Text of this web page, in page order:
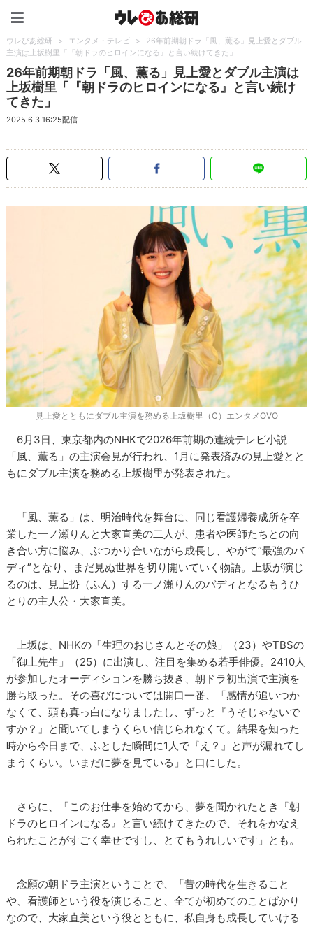
ウレぴあ総研 > エンタメ・テレビ >
26年前期朝ドラ「風、薫る」見上愛とダブル
主演は上坂樹里「『朝ドラのヒロインになる』と言い続けてきた」
26年前期朝ドラ「風、薫る」見上愛とダブル主演は
上坂樹里「『朝ドラのヒロインになる』と言い続け
てきた」
2025.6.3 16:25配信
見上愛とともにダブル主演を務める上坂樹里（C）エンタメOVO
6月3日、東京都内のNHKで2026年前期の連続テレビ小説
「風、薫る」の主演会見が行われ、1月に発表済みの見上愛とと
もにダブル主演を務める上坂樹里が発表された。
「風、薫る」は、明治時代を舞台に、同じ看護婦養成所を卒
業した一ノ瀬りんと大家直美の二人が、患者や医師たちとの向
き合い方に悩み、ぶつかり合いながら成長し、やがて“最強のバ
ディ”となり、まだ見ぬ世界を切り開いていく物語。上坂が演じ
るのは、見上扮（ふん）する一ノ瀬りんのバディとなるもうひ
とりの主人公・大家直美。
上坂は、NHKの「生理のおじさんとその娘」（23）やTBSの
「御上先生」（25）に出演し、注目を集める若手俳優。2410人
が参加したオーディションを勝ち抜き、朝ドラ初出演で主演を
勝ち取った。その喜びについては開口一番、「感情が追いつか
なくて、頭も真っ白になりましたし、ずっと『うそじゃないで
すか？』と聞いてしまうくらい信じられなくて。結果を知った
時から今日まで、ふとした瞬間に1人で『え？』と声が漏れてし
まうくらい。いまだに夢を見ている」と口にした。
さらに、「このお仕事を始めてから、夢を聞かれたとき『朝
ドラのヒロインになる』と言い続けてきたので、それをかなえ
られたことがすごく幸せですし、とてもうれしいです」とも。
念願の朝ドラ主演ということで、「昔の時代を生きること
や、看護師という役を演じること、全てが初めてのことばかり
なので、大家直美という役とともに、私自身も成長していける